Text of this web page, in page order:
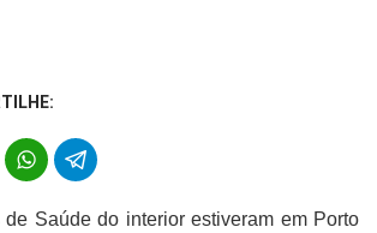
de Saúde do interior estiveram em Porto